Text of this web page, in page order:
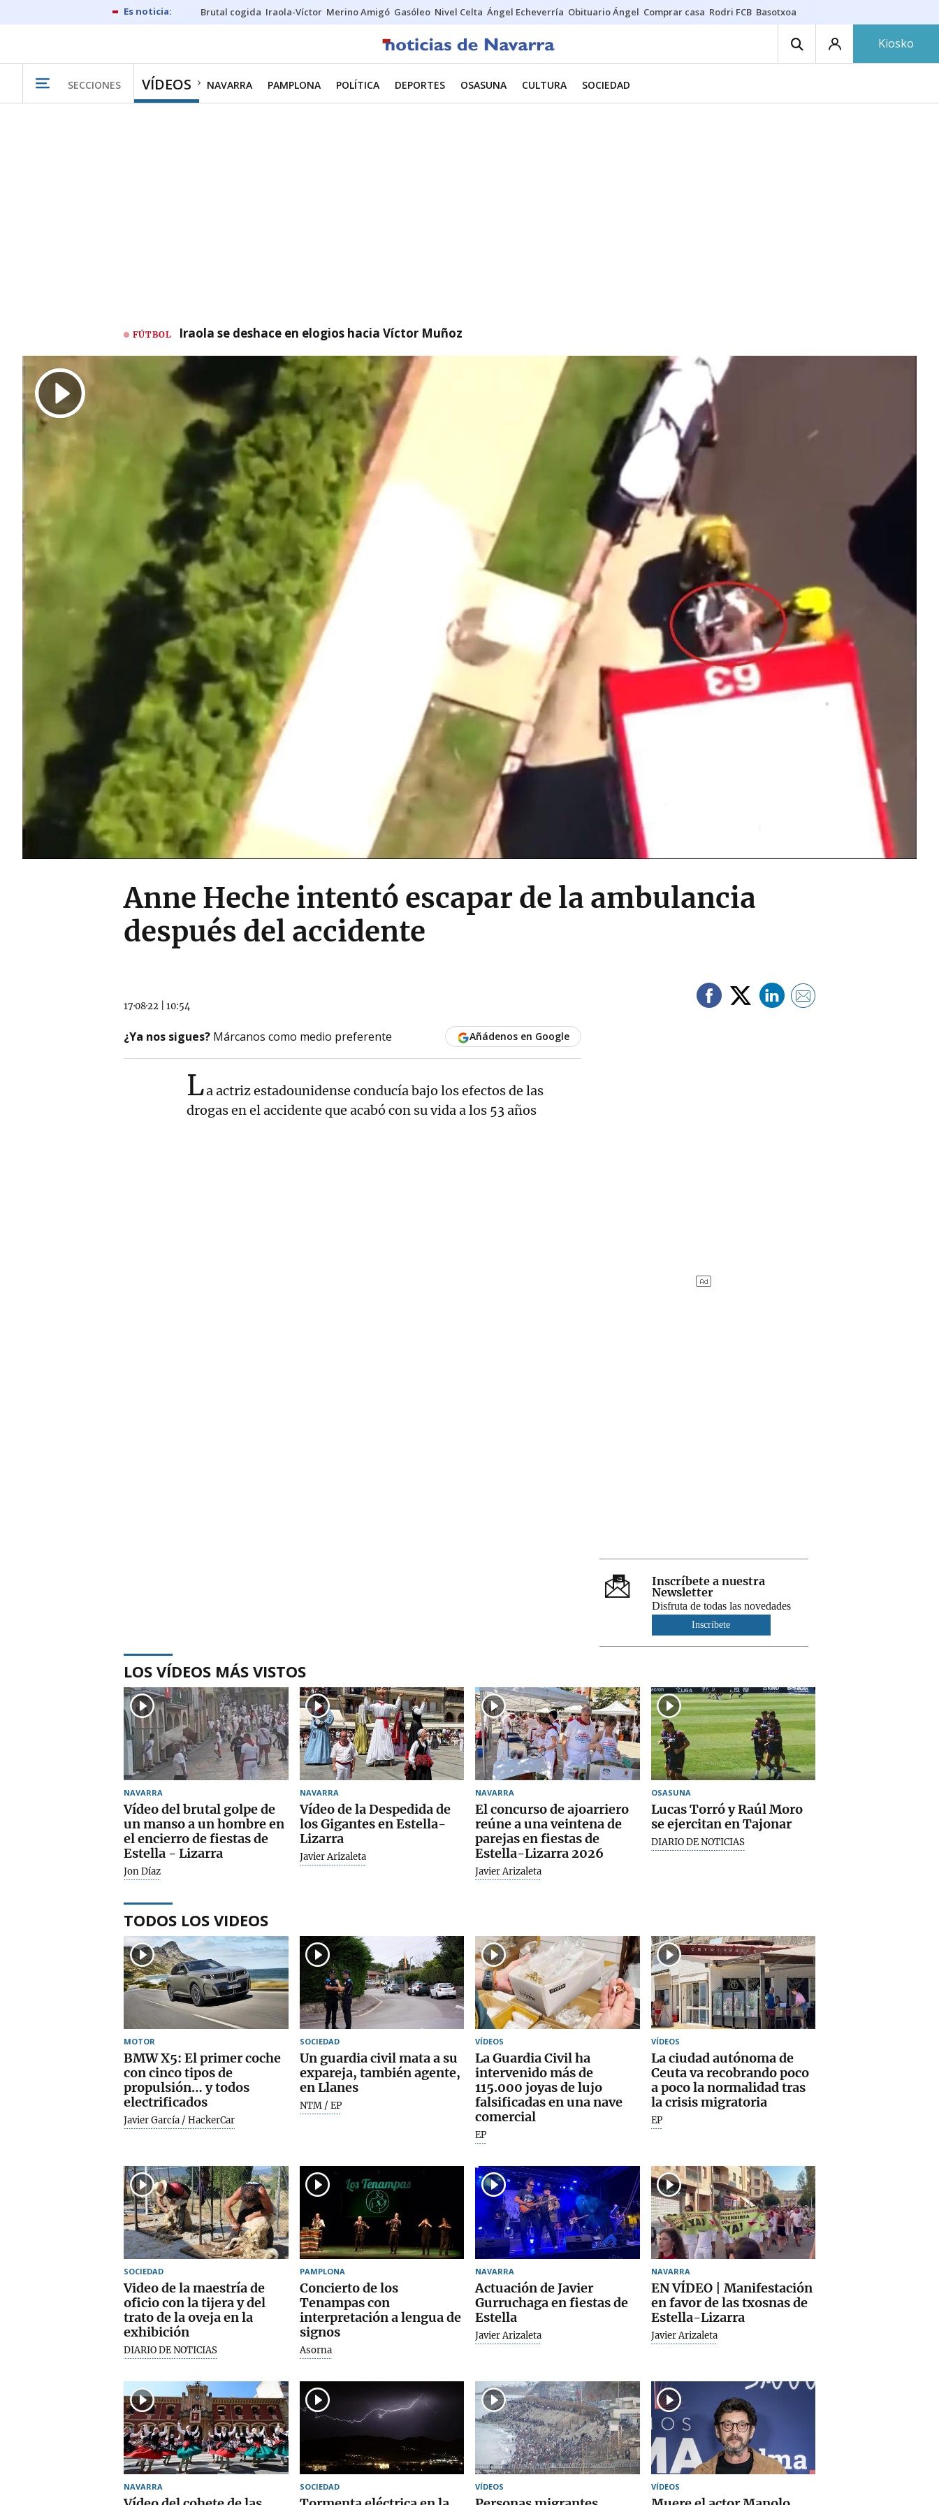
Brutal cogida Iraola-Víctor Merino Amigó Gasóleo Nivel Celta Ángel Echeverría Obituario Ángel Comprar casa Rodri FCB Basotxoa
Kiosko
SECCIONES VÍDEOS NAVARRA PAMPLONA POLÍTICA DEPORTES OSASUNA CULTURA SOCIEDAD
FÚTBOL Iraola se deshace en elogios hacia Víctor Muñoz
Anne Heche intentó escapar de la ambulancia
después del accidente
17·08·22 10:54
¿Ya nos sigues? Márcanos como medio preferente Añádenos en Google
La actriz estadounidense conducía bajo los efectos de las
drogas en el accidente que acabó con su vida a los 53 años
Inscríbete a nuestra
Newsletter
Disfruta de todas las novedades
Inscríbete
LOS VÍDEOS MÁS VISTOS
NAVARRA
Vídeo del brutal golpe de
un manso a un hombre en
el encierro de fiestas de
Estella - Lizarra
Jon Díaz
NAVARRA
Vídeo de la Despedida de
los Gigantes en Estella-
Lizarra
Javier Arizaleta
NAVARRA
El concurso de ajoarriero
reúne a una veintena de
parejas en fiestas de
Estella-Lizarra 2026
Javier Arizaleta
OSASUNA
Lucas Torró y Raúl Moro
se ejercitan en Tajonar
DIARIO DE NOTICIAS
TODOS LOS VIDEOS
MOTOR
BMW X5: El primer coche
con cinco tipos de
propulsión… y todos
electrificados
Javier García / HackerCar
SOCIEDAD
Un guardia civil mata a su
expareja, también agente,
en Llanes
NTM / EP
VÍDEOS
La Guardia Civil ha
intervenido más de
115.000 joyas de lujo
falsificadas en una nave
comercial
EP
VÍDEOS
La ciudad autónoma de
Ceuta va recobrando poco
a poco la normalidad tras
la crisis migratoria
EP
SOCIEDAD
Video de la maestría de
oficio con la tijera y del
trato de la oveja en la
exhibición
DIARIO DE NOTICIAS
PAMPLONA
Concierto de los
Tenampas con
interpretación a lengua de
signos
Asorna
NAVARRA
Actuación de Javier
Gurruchaga en fiestas de
Estella
Javier Arizaleta
NAVARRA
EN VÍDEO | Manifestación
en favor de las txosnas de
Estella-Lizarra
Javier Arizaleta
NAVARRA SOCIEDAD VÍDEOS VÍDEOS